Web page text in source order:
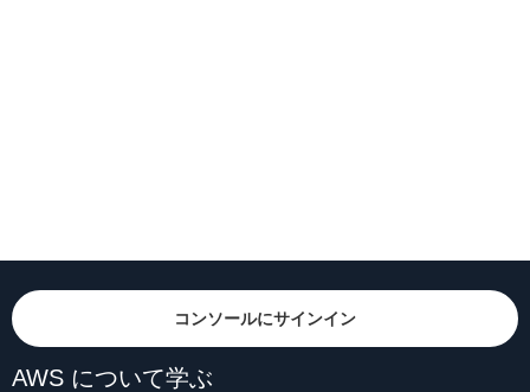
コンソールにサインイン
AWS について学ぶ